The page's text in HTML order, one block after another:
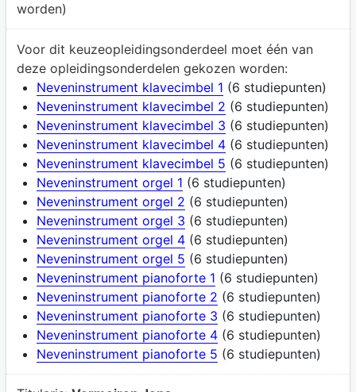
worden)
Voor dit keuzeopleidingsonderdeel moet één van
deze opleidingsonderdelen gekozen worden:
Neveninstrument klavecimbel 1 (6 studiepunten)
Neveninstrument klavecimbel 2 (6 studiepunten)
Neveninstrument klavecimbel 3 (6 studiepunten)
Neveninstrument klavecimbel 4(6 studiepunten)
Neveninstrument klavecimbel 5 (6 studiepunten)
Neveninstrument orgel 1 (6 studiepunten)
Neveninstrument orgel 2 (6 studiepunten)
Neveninstrument orgel 3 (6 studiepunten)
Neveninstrument orgel 4(6 studiepunten)
Neveninstrument orgel 5 (6 studiepunten)
Neveninstrument pianoforte 1 (6 studiepunten)
Neveninstrument pianoforte 2 (6 studiepunten)
Neveninstrument pianoforte 3 (6 studiepunten)
Neveninstrument pianoforte 4(6 studiepunten)
Neveninstrument pianoforte 5 (6 studiepunten)